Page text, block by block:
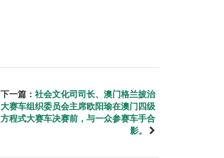
下一篇： 社会文化司司长、澳门格兰披治
大赛车组织委员会主席欧阳瑜在澳门四级
方程式大赛车决赛前，与一众参赛车手合
影。